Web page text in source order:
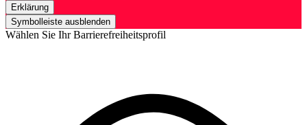
Erklärung
Symbolleiste ausblenden
Wählen Sie Ihr Barrierefreiheitsprofil